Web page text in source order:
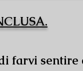
farvi sentire